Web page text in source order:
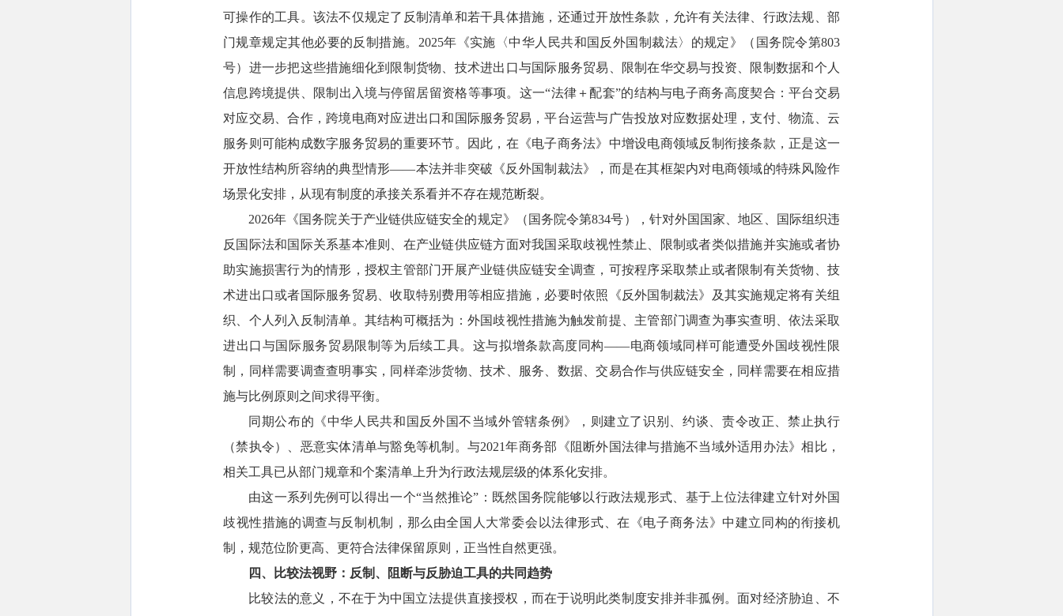
可操作的工具。该法不仅规定了反制清单和若干具体措施，还通过开放性条款，允许有关法律、行政法规、部
门规章规定其他必要的反制措施。2025年《实施〈中华人民共和国反外国制裁法〉的规定》（国务院令第803
号）进一步把这些措施细化到限制货物、技术进出口与国际服务贸易、限制在华交易与投资、限制数据和个人
信息跨境提供、限制出入境与停留居留资格等事项。这一“法律＋配套”的结构与电子商务高度契合：平台交易
对应交易、合作，跨境电商对应进出口和国际服务贸易，平台运营与广告投放对应数据处理，支付、物流、云
服务则可能构成数字服务贸易的重要环节。因此，在《电子商务法》中增设电商领域反制衔接条款，正是这一
开放性结构所容纳的典型情形——本法并非突破《反外国制裁法》，而是在其框架内对电商领域的特殊风险作
场景化安排，从现有制度的承接关系看并不存在规范断裂。
2026年《国务院关于产业链供应链安全的规定》（国务院令第834号），针对外国国家、地区、国际组织违
反国际法和国际关系基本准则、在产业链供应链方面对我国采取歧视性禁止、限制或者类似措施并实施或者协
助实施损害行为的情形，授权主管部门开展产业链供应链安全调查，可按程序采取禁止或者限制有关货物、技
术进出口或者国际服务贸易、收取特别费用等相应措施，必要时依照《反外国制裁法》及其实施规定将有关组
织、个人列入反制清单。其结构可概括为：外国歧视性措施为触发前提、主管部门调查为事实查明、依法采取
进出口与国际服务贸易限制等为后续工具。这与拟增条款高度同构——电商领域同样可能遭受外国歧视性限
制，同样需要调查查明事实，同样牵涉货物、技术、服务、数据、交易合作与供应链安全，同样需要在相应措
施与比例原则之间求得平衡。
同期公布的《中华人民共和国反外国不当域外管辖条例》，则建立了识别、约谈、责令改正、禁止执行
（禁执令）、恶意实体清单与豁免等机制。与2021年商务部《阻断外国法律与措施不当域外适用办法》相比，
相关工具已从部门规章和个案清单上升为行政法规层级的体系化安排。
由这一系列先例可以得出一个“当然推论”：既然国务院能够以行政法规形式、基于上位法律建立针对外国
歧视性措施的调查与反制机制，那么由全国人大常委会以法律形式、在《电子商务法》中建立同构的衔接机
制，规范位阶更高、更符合法律保留原则，正当性自然更强。
四、比较法视野：反制、阻断与反胁迫工具的共同趋势
比较法的意义，不在于为中国立法提供直接授权，而在于说明此类制度安排并非孤例。面对经济胁迫、不